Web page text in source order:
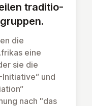
tra­di­tio­
die
eine
sie die
und
nach "das